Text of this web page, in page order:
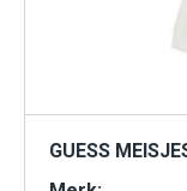
GUESS